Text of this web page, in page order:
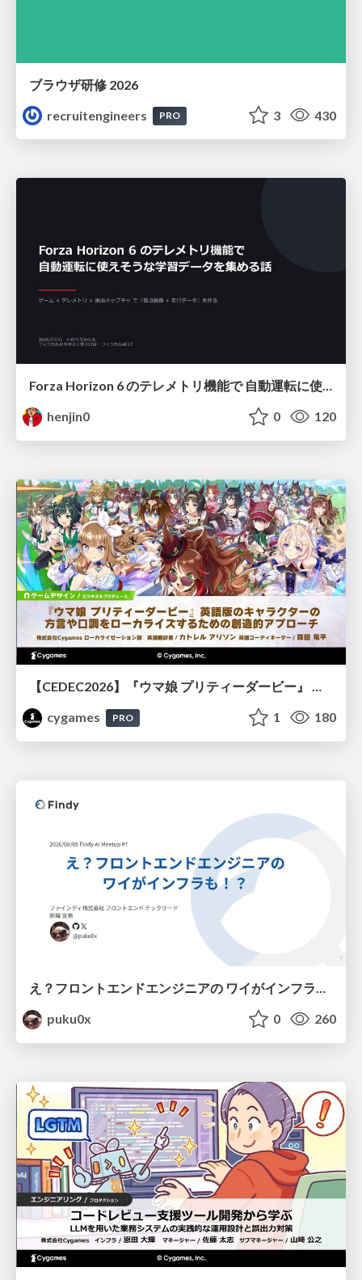
ブラウザ研修 2026
recruitengineers
PRO 3 430
Forza Horizon 6 のテレメトリ機能で 自動運転に使えそうな学習データを集める話
henjin0
0 120
【CEDEC2026】『ウマ娘 プリティーダービー』 英語版のキャラクターの方言や口調をローカライズするための創造的アプローチ
cygames
PRO 1 180
puku0x
0 260